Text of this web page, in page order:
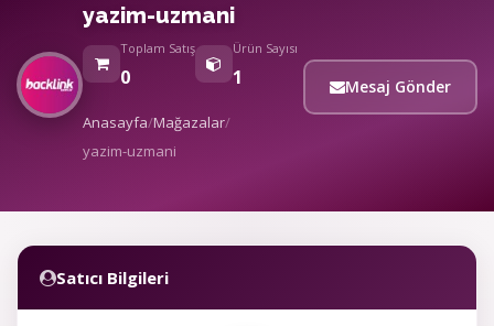
yazim-uzmani
Toplam Satış
0
Ürün Sayısı
1
Anasayfa/Mağazalar/
yazim-uzmani
Mesaj Gönder
Satıcı Bilgileri